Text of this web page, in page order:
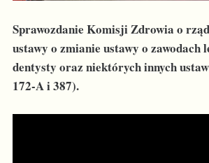
Sprawozdanie Komisji Zdrowia o
ustawy o zmianie ustawy o zawodach
dentysty oraz niektórych innych
172-A i 387).